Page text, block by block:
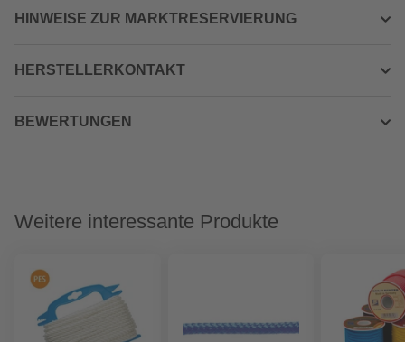
HINWEISE ZUR MARKTRESERVIERUNG
HERSTELLERKONTAKT
BEWERTUNGEN
Weitere interessante Produkte